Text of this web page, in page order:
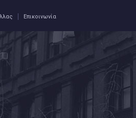
Επικοινωνία